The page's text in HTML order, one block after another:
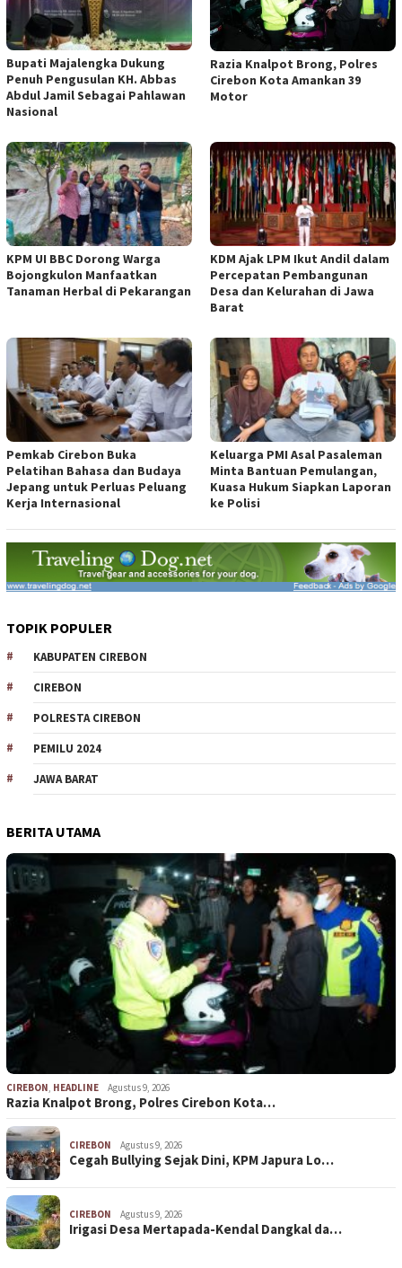
Bupati Majalengka Dukung
Penuh Pengusulan KH. Abbas
Abdul Jamil Sebagai Pahlawan
Nasional
Razia Knalpot Brong, Polres
Cirebon Kota Amankan 39
Motor
KPM UI BBC Dorong Warga
Bojongkulon Manfaatkan
Tanaman Herbal di Pekarangan
KDM Ajak LPM Ikut Andil dalam
Percepatan Pembangunan
Desa dan Kelurahan di Jawa
Barat
Pemkab Cirebon Buka
Pelatihan Bahasa dan Budaya
Jepang untuk Perluas Peluang
Kerja Internasional
Keluarga PMI Asal Pasaleman
Minta Bantuan Pemulangan,
Kuasa Hukum Siapkan Laporan
ke Polisi
TOPIK POPULER
KABUPATEN CIREBON
CIREBON
POLRESTA CIREBON
PEMILU 2024
JAWA BARAT
BERITA UTAMA
CIREBON, HEADLINE Agustus 9, 2026
Razia Knalpot Brong, Polres Cirebon Kota…
CIREBON Agustus 9, 2026
Cegah Bullying Sejak Dini, KPM Japura Lo…
CIREBON Agustus 9, 2026
Irigasi Desa Mertapada-Kendal Dangkal da…